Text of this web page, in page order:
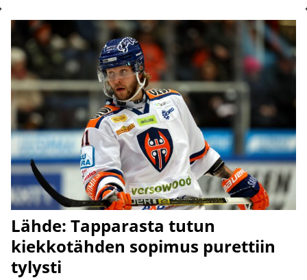
Lähde: Tapparasta tutun
kiekkotähden sopimus purettiin
tylysti